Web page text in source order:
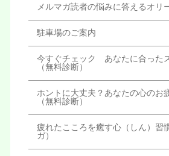
メルマガ読者の悩みに答えるオリ
駐車場のご案内
今すぐチェック あなたに合った
（無料診断）
ホントに大丈夫？あなたの心のお
（無料診断）
疲れたこころを癒す心（しん）習
ガ）